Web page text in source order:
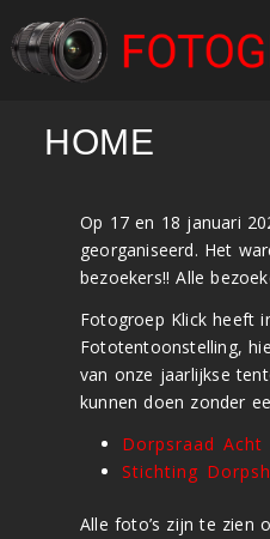
HOME
Op 17 en 18 januari
georganiseerd. Het
bezoekers!! Alle
Fotogroep Klick heeft
Fototentoonstelling,
van onze jaarlijkse
kunnen doen zonder
Dorpsraad Acht
Stichting
Alle foto’s zijn te zien